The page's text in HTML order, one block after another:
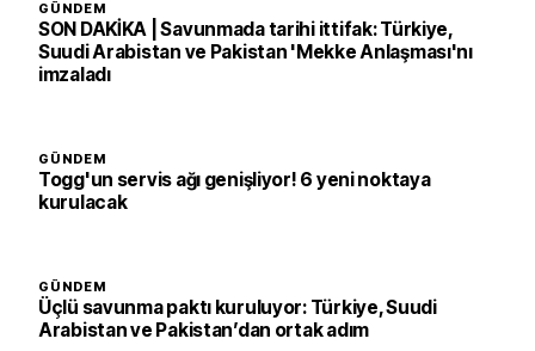
GÜNDEM
SON DAKİKA | Savunmada tarihi ittifak: Türkiye,
Suudi Arabistan ve Pakistan 'Mekke Anlaşması'nı
imzaladı
GÜNDEM
Togg'un servis ağı genişliyor! 6 yeni noktaya
kurulacak
GÜNDEM
Üçlü savunma paktı kuruluyor: Türkiye, Suudi
Arabistan ve Pakistan’dan ortak adım